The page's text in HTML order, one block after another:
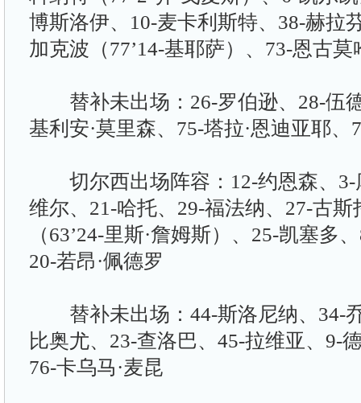
博斯洛伊、10-麦卡利斯特、38-赫拉
加克波（77’14-基耶萨）、73-恩古莫
替补未出场：26-罗伯逊、28-伍
基利安·莫里森、75-塔拉·恩迪亚耶、
切尔西出场阵容：12-约恩森、3-
维尔、21-哈托、29-福法纳、27-古斯
（63’24-里斯·詹姆斯）、25-凯塞多
20-若昂·佩德罗
替补未出场：44-斯洛尼纳、34-乔
比奥尤、23-查洛巴、45-拉维亚、9-
76-卡乌马·麦昆